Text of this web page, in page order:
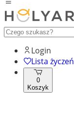
Login
Lista życzeń
0
Koszyk